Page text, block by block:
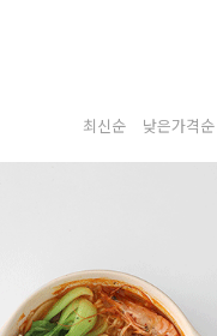
최신순 낮은가격순